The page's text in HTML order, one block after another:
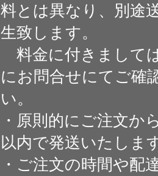
料とは異なり、別途
生致します。
料金に付きまして
にお問合せにてご確
い。
・原則的にご注文か
以内で発送いたしま
・ご注文の時間や配